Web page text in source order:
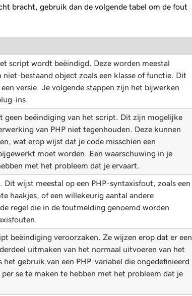
bracht, gebruik dan de volgende tabel om de fout
script wordt beëindigd. Deze worden meestal
bestaand object zoals een klasse of functie. Dit
versie. Je volgende stappen zijn het bijwerken
ins.
geen beëindiging van het script. Dit zijn mogelijke
van PHP niet tegenhouden. Deze kunnen
wat erop wijst dat je code misschien een
moet worden. Een waarschuwing in je
met het probleem dat je ervaart.
wijst meestal op een PHP-syntaxisfout, zoals een
haakjes, of een willekeurig aantal andere
regel die in de foutmelding genoemd worden
beëindiging veroorzaken. Ze wijzen erop dat er een
uitmaken van het normaal uitvoeren van het
gebruik van een PHP-variabel die ongedefinieerd
se te maken te hebben met het probleem dat je